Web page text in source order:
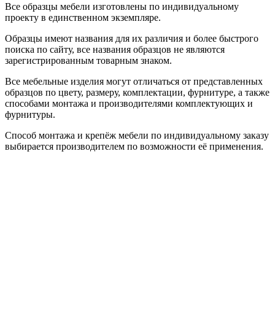
Все образцы мебели изготовлены по индивидуальному
проекту в единственном экземпляре.
Образцы имеют названия для их различия и более быстрого
поиска по сайту, все названия образцов не являются
зарегистрированным товарным знаком.
Все мебельные изделия могут отличаться от представленных
образцов по цвету, размеру, комплектации, фурнитуре, а также
способами монтажа и производителями комплектующих и
фурнитуры.
Способ монтажа и крепёж мебели по индивидуальному заказу
выбирается производителем по возможности её применения.